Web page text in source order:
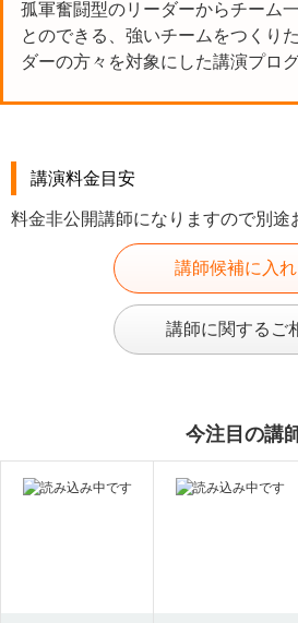
孤軍奮闘型のリーダーからチーム
とのできる、強いチームをつくり
ダーの方々を対象にした講演プロ
講演料金目安
料金非公開講師になりますので別途
講師候補に入
講師に関するご
今注目の講